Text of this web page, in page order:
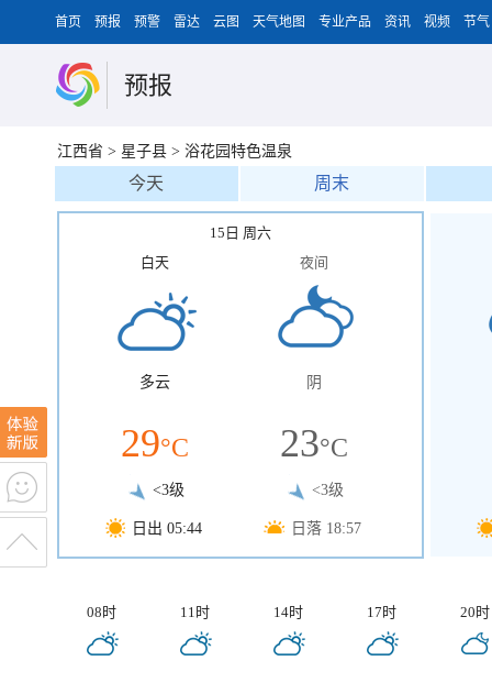
首页 预报 预警 雷达 云图 天气地图 专业产品 资讯 视频 节气
预报
江西省 > 星子县 > 浴花园特色温泉
今天 周末
15日 周六
白天
多云
29°C
<3级
日出 05:44
夜间
阴
23°C
<3级
日落 18:57
08时 11时 14时 17时 20时